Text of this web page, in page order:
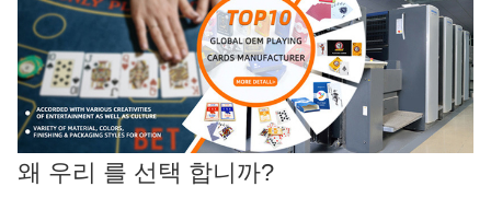
왜 우리 를 선택 합니까?